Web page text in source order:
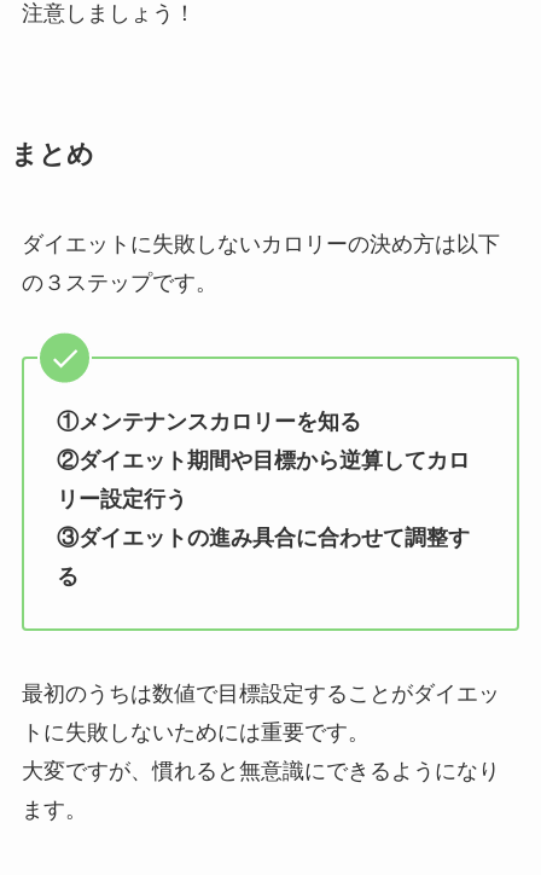
注意しましょう！
まとめ
ダイエットに失敗しないカロリーの決め方は以下
の３ステップです。
①メンテナンスカロリーを知る
②ダイエット期間や目標から逆算してカロ
リー設定行う
③ダイエットの進み具合に合わせて調整す
る
最初のうちは数値で目標設定することがダイエッ
トに失敗しないためには重要です。
大変ですが、慣れると無意識にできるようになり
ます。